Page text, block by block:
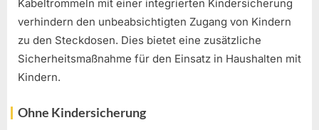
Kabeltrommeln mit einer integrierten Kindersicherung
verhindern den unbeabsichtigten Zugang von Kindern
zu den Steckdosen. Dies bietet eine zusätzliche
Sicherheitsmaßnahme für den Einsatz in Haushalten mit
Kindern.
Ohne Kindersicherung